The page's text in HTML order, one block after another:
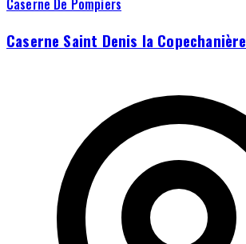
Caserne De Pompiers
Caserne Saint Denis la Copechanière